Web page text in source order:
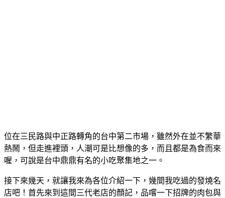
位在三民路與中正路轉角的台中第二市場，雖然外在並不繁華
熱鬧，但走進裡頭，人潮可是比想像的多，而且都是為食而來
喔，可說是台中鼎鼎有名的小吃聚集地之一。
接下來幾天，就讓我來為各位介紹一下，幾間我吃過的發燒名
店吧！ 首先來到這間三代老店的顏記，品嚐一下招牌的肉包與